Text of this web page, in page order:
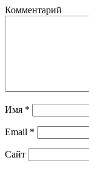
Комментарий
Имя *
Email *
Сайт